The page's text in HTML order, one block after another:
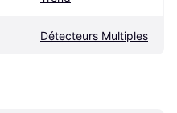
Détecteurs Multiples